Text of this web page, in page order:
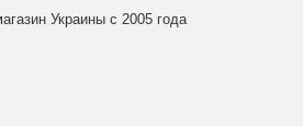
Украины с 2005 года